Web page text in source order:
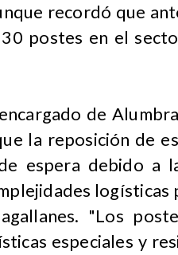
recordó que
postes en el
de
la reposición de
espera debido a
"Los
especiales y